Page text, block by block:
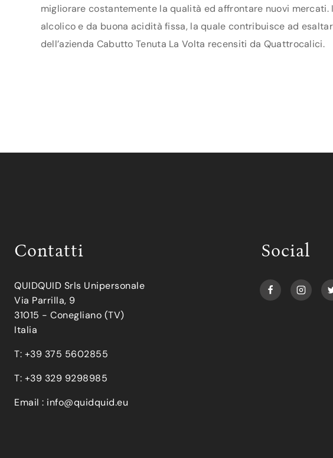
migliorare costantemente la qualità ed affrontare nuovi
alcolico e da buona acidità fissa, la quale contribuisce ad
dell’azienda Cabutto Tenuta La Volta recensiti da Quattrocalici.
Contatti
QUIDQUID Srls Unipersonale
Via Parrilla, 9
31015 - Conegliano (TV)
Italia
T: +39 375 5602855
T: +39 329 9298985
Email : info@quidquid.eu
Social